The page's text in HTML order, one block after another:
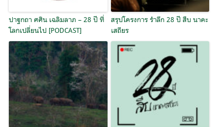
ปาฐกถา ศศิน เฉลิมลาภ – 28 ปี ที่
โลกเปลี่ยนไป [PODCAST]
สรุปโครงการ รำลึก 28 ปี สืบ นาคะ
เสถียร